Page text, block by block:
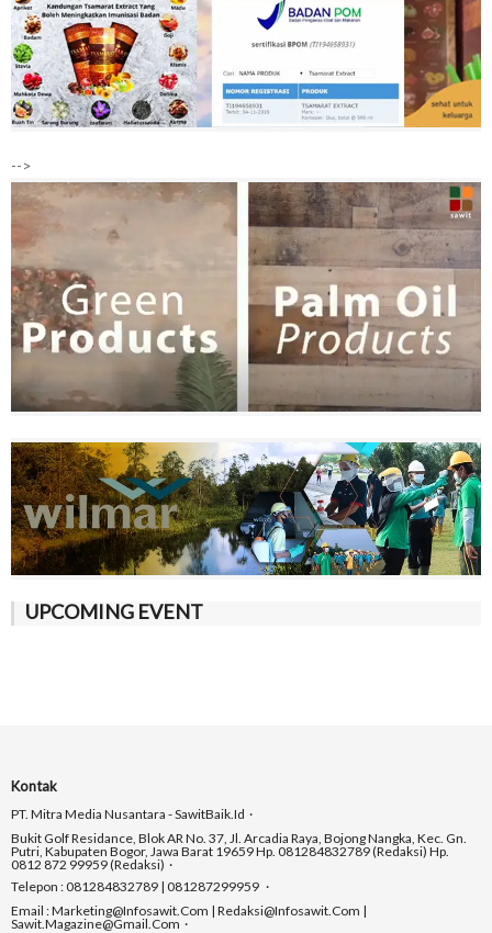
-->
UPCOMING EVENT
Kontak
PT. Mitra Media Nusantara - SawitBaik.id
Bukit Golf Residance, Blok AR No. 37, Jl. Arcadia Raya, Bojong Nangka, Kec. Gn.
Putri, Kabupaten Bogor, Jawa Barat 19659 Hp. 081284832789 (Redaksi) Hp.
0812 872 99959 (Redaksi)
Telepon : 081284832789 | 081287299959
Email : Marketing@infosawit.com | Redaksi@infosawit.com |
Sawit.magazine@gmail.com